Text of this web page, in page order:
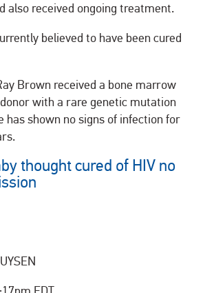
also received ongoing treatment.
believed to have been cured
Brown received a bone marrow
with a rare genetic mutation
has shown no signs of infection for
thought cured of HIV no